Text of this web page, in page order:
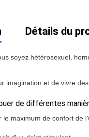
Détails du
soyez hétérosexuel,
et de vivre
de différentes
maximum de confort